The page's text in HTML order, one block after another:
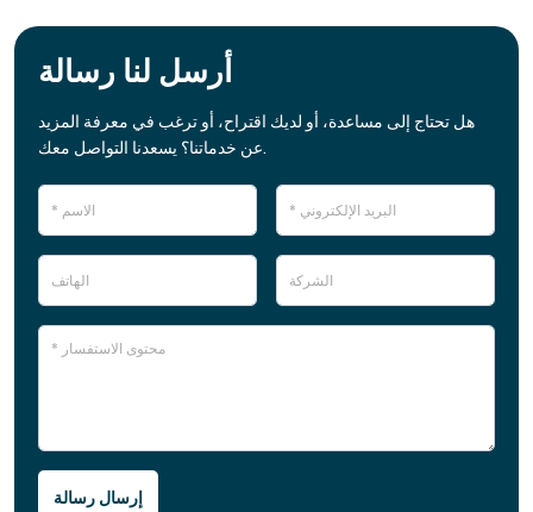
أرسل لنا رسالة
هل تحتاج إلى مساعدة، أو لديك اقتراح، أو ترغب في معرفة المزيد
عن خدماتنا؟ يسعدنا التواصل معك.
إرسال رسالة